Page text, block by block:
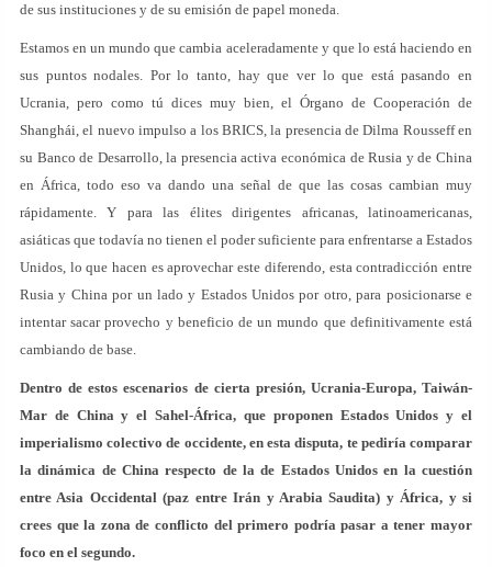
de sus instituciones y de su emisión de papel moneda.
Estamos en un mundo que cambia aceleradamente y que lo está haciendo en
sus puntos nodales. Por lo tanto, hay que ver lo que está pasando en
Ucrania, pero como tú dices muy bien, el Órgano de Cooperación de
Shanghái, el nuevo impulso a los BRICS, la presencia de Dilma Rousseff en
su Banco de Desarrollo, la presencia activa económica de Rusia y de China
en África, todo eso va dando una señal de que las cosas cambian muy
rápidamente. Y para las élites dirigentes africanas, latinoamericanas,
asiáticas que todavía no tienen el poder suficiente para enfrentarse a Estados
Unidos, lo que hacen es aprovechar este diferendo, esta contradicción entre
Rusia y China por un lado y Estados Unidos por otro, para posicionarse e
intentar sacar provecho y beneficio de un mundo que definitivamente está
cambiando de base.
Dentro de estos escenarios de cierta presión, Ucrania-Europa, Taiwán-
Mar de China y el Sahel-África, que proponen Estados Unidos y el
imperialismo colectivo de occidente, en esta disputa, te pediría comparar
la dinámica de China respecto de la de Estados Unidos en la cuestión
entre Asia Occidental (paz entre Irán y Arabia Saudita) y África, y si
crees que la zona de conflicto del primero podría pasar a tener mayor
foco en el segundo.